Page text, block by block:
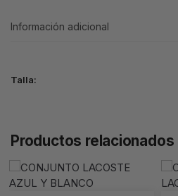
Información adicional
Talla:
Productos relacionados